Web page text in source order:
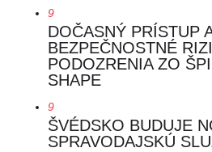
9
DOČASNÝ PRÍSTUP
BEZPEČNOSTNÉ
PODOZRENIA ZO
SHAPE
9
ŠVÉDSKO BUDUJE
SPRAVODAJSKÚ